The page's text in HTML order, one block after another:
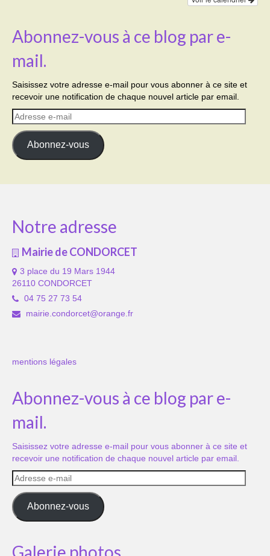
Abonnez-vous à ce blog par e-
mail.
Saisissez votre adresse e-mail pour vous abonner à ce site et
recevoir une notification de chaque nouvel article par email.
Adresse
e-
mail
Abonnez-vous
Notre adresse
Mairie de CONDORCET
3 place du 19 Mars 1944
26110 CONDORCET
04 75 27 73 54
mairie.condorcet@orange.fr
mentions légales
Abonnez-vous à ce blog par e-
mail.
Saisissez votre adresse e-mail pour vous abonner à ce site et
recevoir une notification de chaque nouvel article par email.
Adresse
e-
mail
Abonnez-vous
Galerie photos